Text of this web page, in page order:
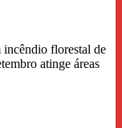
florestal de
atinge áreas